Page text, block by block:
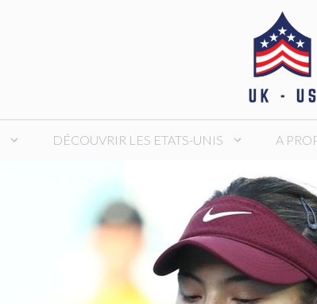
DÉCOUVRIR LES ETATS-UNIS A